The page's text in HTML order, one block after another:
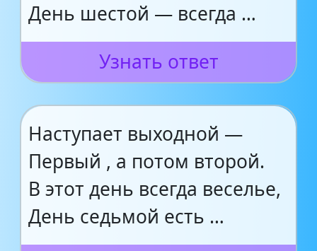
День шестой — всегда …
Узнать ответ
Наступает выходной —
Первый , а потом второй.
В этот день всегда веселье,
День седьмой есть …